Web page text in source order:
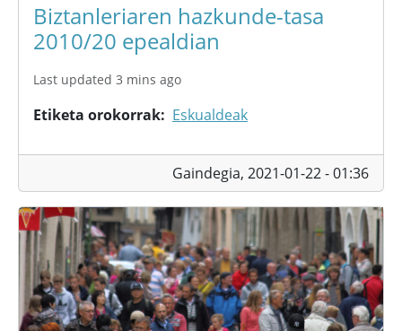
Biztanleriaren hazkunde-tasa
2010/20 epealdian
Last updated 3 mins ago
Etiketa orokorrak Eskualdeak
Gaindegia, 2021-01-22 - 01:36